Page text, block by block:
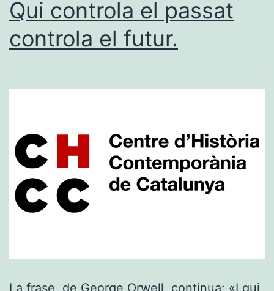
Qui controla el passat
controla el futur.
La frase, de George Orwell, continua: «I qui